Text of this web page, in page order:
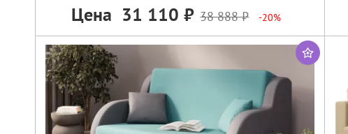
Цена 31 110 38 888 -20%